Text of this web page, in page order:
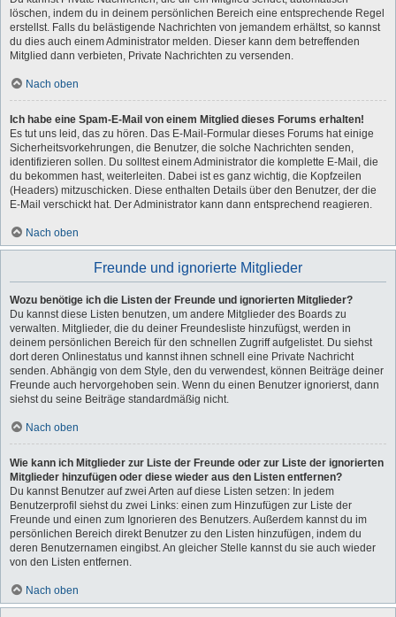
löschen, indem du in deinem persönlichen Bereich eine entsprechende Regel
erstellst. Falls du belästigende Nachrichten von jemandem erhältst, so kannst
du dies auch einem Administrator melden. Dieser kann dem betreffenden
Mitglied dann verbieten, Private Nachrichten zu versenden.
Nach oben
Ich habe eine Spam-E-Mail von einem Mitglied dieses Forums erhalten!
Es tut uns leid, das zu hören. Das E-Mail-Formular dieses Forums hat einige
Sicherheitsvorkehrungen, die Benutzer, die solche Nachrichten senden,
identifizieren sollen. Du solltest einem Administrator die komplette E-Mail, die
du bekommen hast, weiterleiten. Dabei ist es ganz wichtig, die Kopfzeilen
(Headers) mitzuschicken. Diese enthalten Details über den Benutzer, der die
E-Mail verschickt hat. Der Administrator kann dann entsprechend reagieren.
Nach oben
Freunde und ignorierte Mitglieder
Wozu benötige ich die Listen der Freunde und ignorierten Mitglieder?
Du kannst diese Listen benutzen, um andere Mitglieder des Boards zu
verwalten. Mitglieder, die du deiner Freundesliste hinzufügst, werden in
deinem persönlichen Bereich für den schnellen Zugriff aufgelistet. Du siehst
dort deren Onlinestatus und kannst ihnen schnell eine Private Nachricht
senden. Abhängig von dem Style, den du verwendest, können Beiträge deiner
Freunde auch hervorgehoben sein. Wenn du einen Benutzer ignorierst, dann
siehst du seine Beiträge standardmäßig nicht.
Nach oben
Wie kann ich Mitglieder zur Liste der Freunde oder zur Liste der ignorierten
Mitglieder hinzufügen oder diese wieder aus den Listen entfernen?
Du kannst Benutzer auf zwei Arten auf diese Listen setzen: In jedem
Benutzerprofil siehst du zwei Links: einen zum Hinzufügen zur Liste der
Freunde und einen zum Ignorieren des Benutzers. Außerdem kannst du im
persönlichen Bereich direkt Benutzer zu den Listen hinzufügen, indem du
deren Benutzernamen eingibst. An gleicher Stelle kannst du sie auch wieder
von den Listen entfernen.
Nach oben